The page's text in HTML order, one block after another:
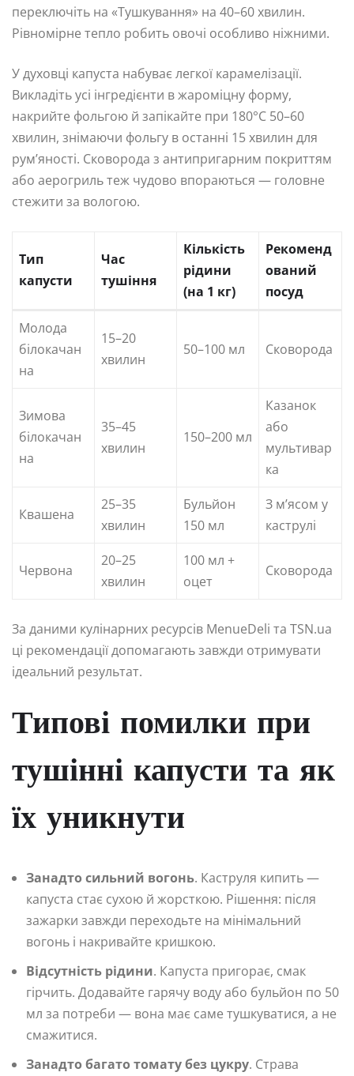
переключіть на «Тушкування» на 40–60 хвилин.
Рівномірне тепло робить овочі особливо ніжними.
У духовці капуста набуває легкої карамелізації.
Викладіть усі інгредієнти в жароміцну форму,
накрийте фольгою й запікайте при 180°C 50–60
хвилин, знімаючи фольгу в останні 15 хвилин для
рум’яності. Сковорода з антипригарним покриттям
або аерогриль теж чудово впораються — головне
стежити за вологою.
Тип
капусти
Час
тушіння
Кількість
рідини
(на 1 кг)
Рекоменд
ований
посуд
Молода
білокачан
на
15–20
хвилин
50–100 мл Сковорода
Зимова
білокачан
на
35–45
хвилин
150–200 мл
Казанок
або
мультивар
ка
Квашена
25–35
хвилин
Бульйон
150 мл
З м’ясом у
каструлі
Червона
20–25
хвилин
100 мл +
оцет
Сковорода
За даними кулінарних ресурсів MenueDeli та TSN.ua
ці рекомендації допомагають завжди отримувати
ідеальний результат.
Типові помилки при
тушінні капусти та як
їх уникнути
Занадто сильний вогонь. Каструля кипить —
капуста стає сухою й жорсткою. Рішення: після
зажарки завжди переходьте на мінімальний
вогонь і накривайте кришкою.
Відсутність рідини. Капуста пригорає, смак
гірчить. Додавайте гарячу воду або бульйон по 50
мл за потреби — вона має саме тушкуватися, а не
смажитися.
Занадто багато томату без цукру. Страва